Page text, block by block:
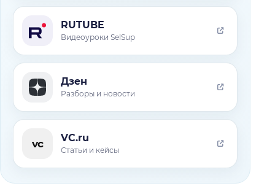
RUTUBE
Видеоуроки SelSup
Дзен
Разборы и новости
vc VC.ru
Статьи и кейсы